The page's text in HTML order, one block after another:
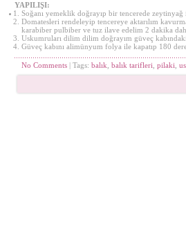
YAPILIŞI:
Soğanı yemeklik doğrayıp bir tencerede zeytinyağ
Domatesleri rendeleyip tencereye aktarılım
karabiber pulbiber ve tuz ilave edelim 2 dakika
Uskumruları dilim dilim doğrayım güveç
Güveç kabını alimünyum folya ile kapatıp 180
No Comments | Tags: balık balık tarifleri pilaki